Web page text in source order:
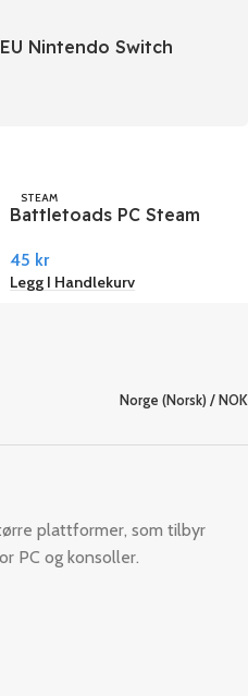
Nintendo Switch
STEAM
Battletoads PC Steam
45 kr
Legg I Handlekurv
Norge (Norsk) / NOK
plattformer, som tilbyr
PC og konsoller.